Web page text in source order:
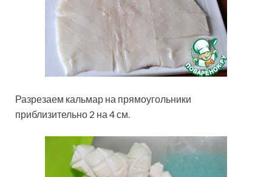
Разрезаем кальмар на прямоугольники
приблизительно 2 на 4 см.